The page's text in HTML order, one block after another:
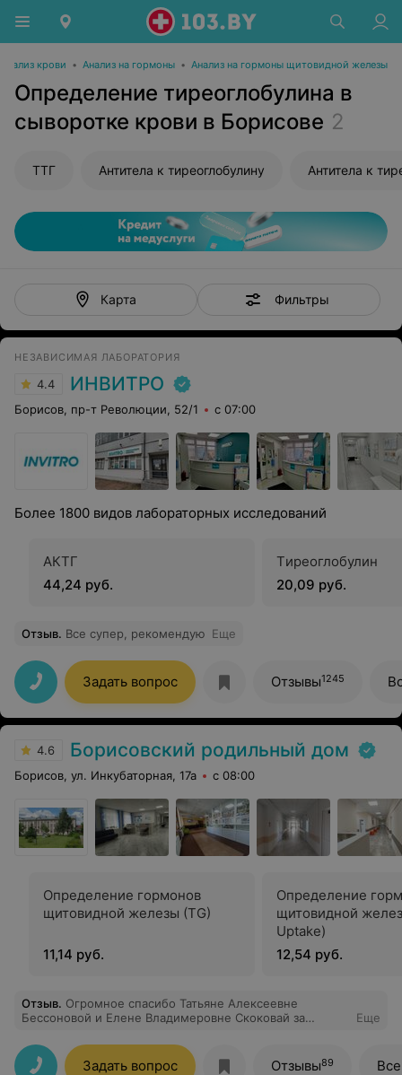
Анализ крови • Анализ на гормоны • Анализ на гормоны щитовидной железы
Определение тиреоглобулина в
сыворотке крови в Борисове 2
ТТГ Антитела к тиреоглобулину Антитела к
Карта Фильтры
НЕЗАВИСИМАЯ ЛАБОРАТОРИЯ
4.4 ИНВИТРО
Борисов, пр-т Революции, 52/1 с 07:00
Более 1800 видов лабораторных исследований
АКТГ
44,24 руб.
Tиреоглобулин
20,09 руб.
Отзыв. Все супер, рекомендую Еще
Задать вопрос Отзывы1245
4.6 Борисовский родильный дом
Борисов, ул. Инкубаторная, 17а с 08:00
Определение гормонов
щитовидной железы (TG)
11,14 руб.
Определение
щитовидной
Uptake)
12,54 руб.
Отзыв. Огромное спасибо Татьяне Алексеевне
Бессоновой и Елене Владимеровне Скоковай за
Еще
Задать вопрос Отзывы89